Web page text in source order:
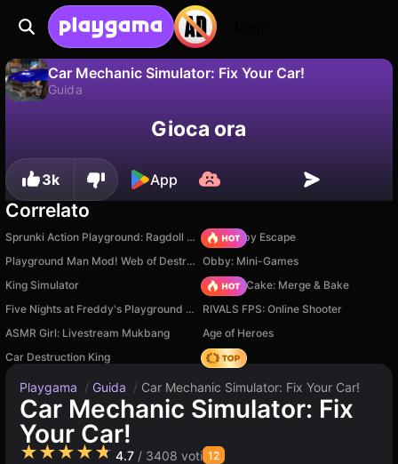
Car Mechanic Simulator: Fix Your Car!
Guida
Salva i progressi!Gioca ora
3k App
Correlato
Sprunki Action Playground: Ragdoll Sandbox Your Obby Escape
Playground Man Mod! Web of Destruction! Obby: Mini-Games
King Simulator
Piece of Cake: Merge & Bake
Five Nights at Freddy's Playground Sandbox
RIVALS FPS: Online Shooter
ASMR Girl: Livestream Mukbang
Age of Heroes
Car Destruction King
Hedgies
Playgama / Guida / Car Mechanic Simulator: Fix Your Car!
Car Mechanic Simulator: Fix
Your Car!
★★★★★ 4.7 / 3408 voti 12